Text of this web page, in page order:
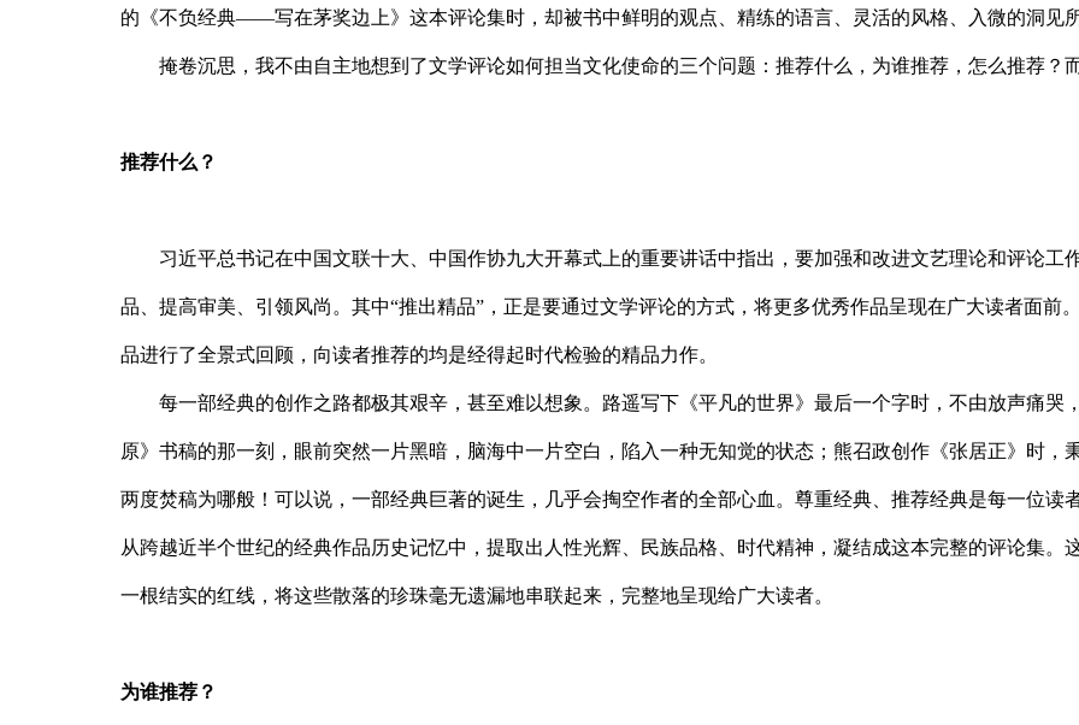
的《不负经典——写在茅奖边上》这本评论集时，却被书中鲜明的观点、精练的语言、灵活的风格、入微的洞见
掩卷沉思，我不由自主地想到了文学评论如何担当文化使命的三个问题：推荐什么，为谁推荐，怎么推荐
推荐什么？
习近平总书记在中国文联十大、中国作协九大开幕式上的重要讲话中指出，要加强和改进文艺理论和评论
品、提高审美、引领风尚。其中“推出精品”，正是要通过文学评论的方式，将更多优秀作品呈现在广大读者面
品进行了全景式回顾，向读者推荐的均是经得起时代检验的精品力作。
每一部经典的创作之路都极其艰辛，甚至难以想象。路遥写下《平凡的世界》最后一个字时，不由放声痛哭
原》书稿的那一刻，眼前突然一片黑暗，脑海中一片空白，陷入一种无知觉的状态；熊召政创作《张居正》时
两度焚稿为哪般！可以说，一部经典巨著的诞生，几乎会掏空作者的全部心血。尊重经典、推荐经典是每一位
从跨越近半个世纪的经典作品历史记忆中，提取出人性光辉、民族品格、时代精神，凝结成这本完整的评论集
一根结实的红线，将这些散落的珍珠毫无遗漏地串联起来，完整地呈现给广大读者。
为谁推荐？